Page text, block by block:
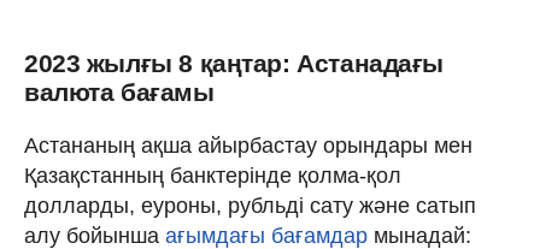
2023 жылғы 8 қаңтар: Астанадағы
валюта бағамы
Астананың ақша айырбастау орындары мен
Қазақстанның банктерінде қолма-қол
долларды, еуроны, рубльді сату және сатып
алу бойынша ағымдағы бағамдар мынадай: